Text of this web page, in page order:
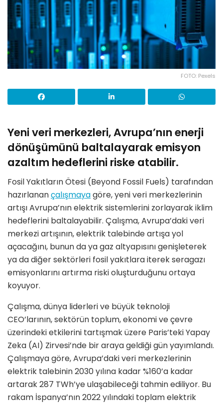
FOTO: Pexels
Yeni veri merkezleri, Avrupa’nın enerji
dönüşümünü baltalayarak emisyon
azaltım hedeflerini riske atabilir.
Fosil Yakıtların Ötesi (Beyond Fossil Fuels) tarafından
hazırlanançalışmayagöre, yeni veri merkezlerinin
artışı Avrupa’nın elektrik sistemlerini zorlayarak iklim
hedeflerini baltalayabilir. Çalışma, Avrupa’daki veri
merkezi artışının, elektrik talebinde artışa yol
açacağını, bunun da ya gaz altyapısını genişleterek
ya da diğer sektörleri fosil yakıtlara iterek seragazı
emisyonlarını artırma riski oluşturduğunu ortaya
koyuyor.
Çalışma, dünya liderleri ve büyük teknoloji
CEO’larının, sektörün toplum, ekonomi ve çevre
üzerindeki etkilerini tartışmak üzere Paris’teki Yapay
Zeka (AI) Zirvesi’nde bir araya geldiği gün yayımlandı.
Çalışmaya göre, Avrupa’daki veri merkezlerinin
elektrik talebinin 2030 yılına kadar %160’a kadar
artarak 287 TWh’ye ulaşabileceği tahmin ediliyor. Bu
rakam İspanya’nın 2022 yılındaki toplam elektrik